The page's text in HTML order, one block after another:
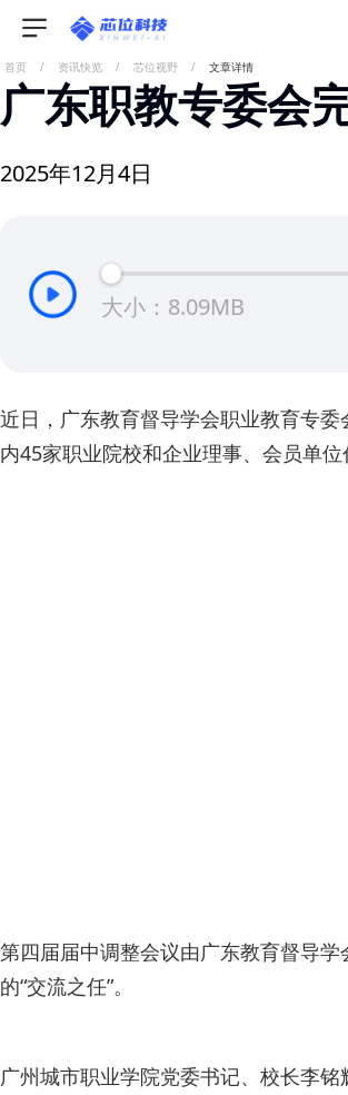
首页 / 资讯快览 / 芯位视野 / 文章详情
广东职教专委会
2025年12月4日
大小：8.09MB
近日，广东教育督导学会职业教育专
内45家职业院校和企业理事、会员单
第四届届中调整会议由广东教育督导
的“交流之任”。
广州城市职业学院党委书记、校长李